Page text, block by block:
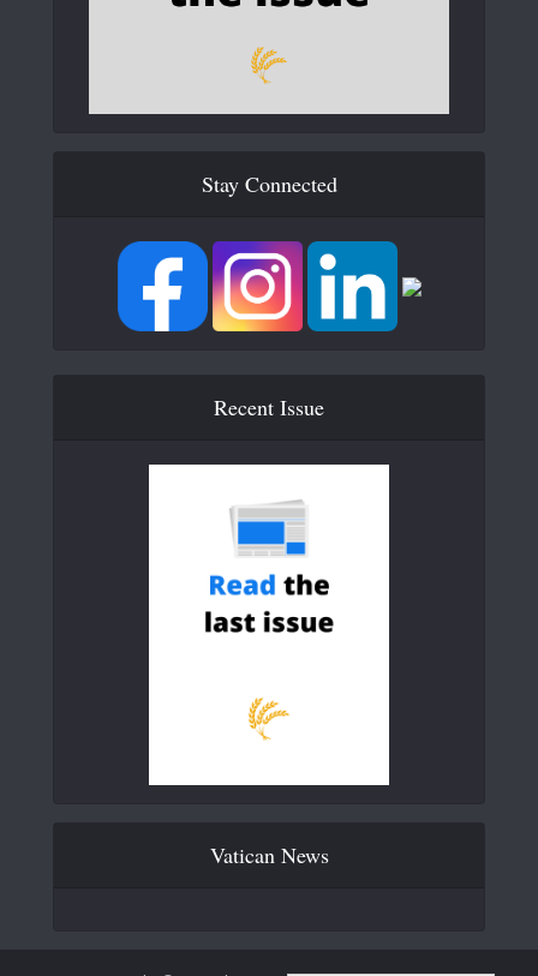
Stay Connected
Recent Issue
Vatican News